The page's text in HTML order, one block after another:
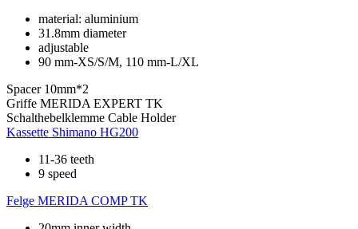
material: aluminium
31.8mm diameter
adjustable
90 mm-XS/S/M, 110 mm-L/XL
Spacer 10mm*2
Griffe MERIDA EXPERT TK
Schalthebelklemme Cable Holder
Kassette Shimano HG200
11-36 teeth
9 speed
Felge MERIDA COMP TK